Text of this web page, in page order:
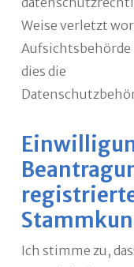
Weise verletzt
Aufsichtsbehörde
dies die
Ich stimme zu,